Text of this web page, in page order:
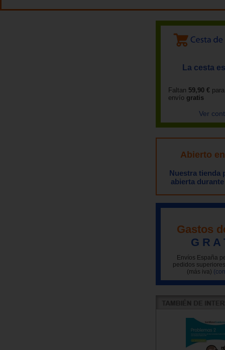
La cesta
Faltan 59,90 €
envío gratis
Ver
Abierto
Nuestra tienda
abierta
Gastos
G R A
Envíos España
pedidos
(más iva)